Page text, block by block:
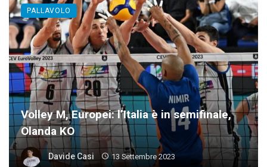
Volley M, Europei: l’Italia è in semifinale,
Olanda KO
Davide Casi 13 Settembre 2023
PALLAVOLO